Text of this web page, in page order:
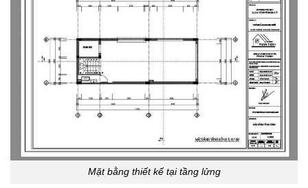
Mặt bằng thiết kế tại tầng lửng